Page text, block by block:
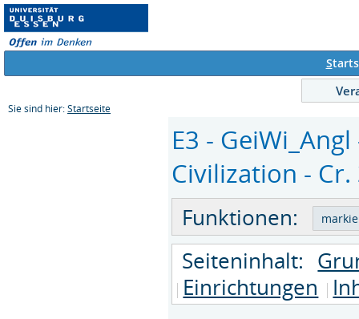
S
Sie sind hier: Startseite
E3 -
Civilization -
Funktionen:
Seiteninhalt:
Einrichtungen